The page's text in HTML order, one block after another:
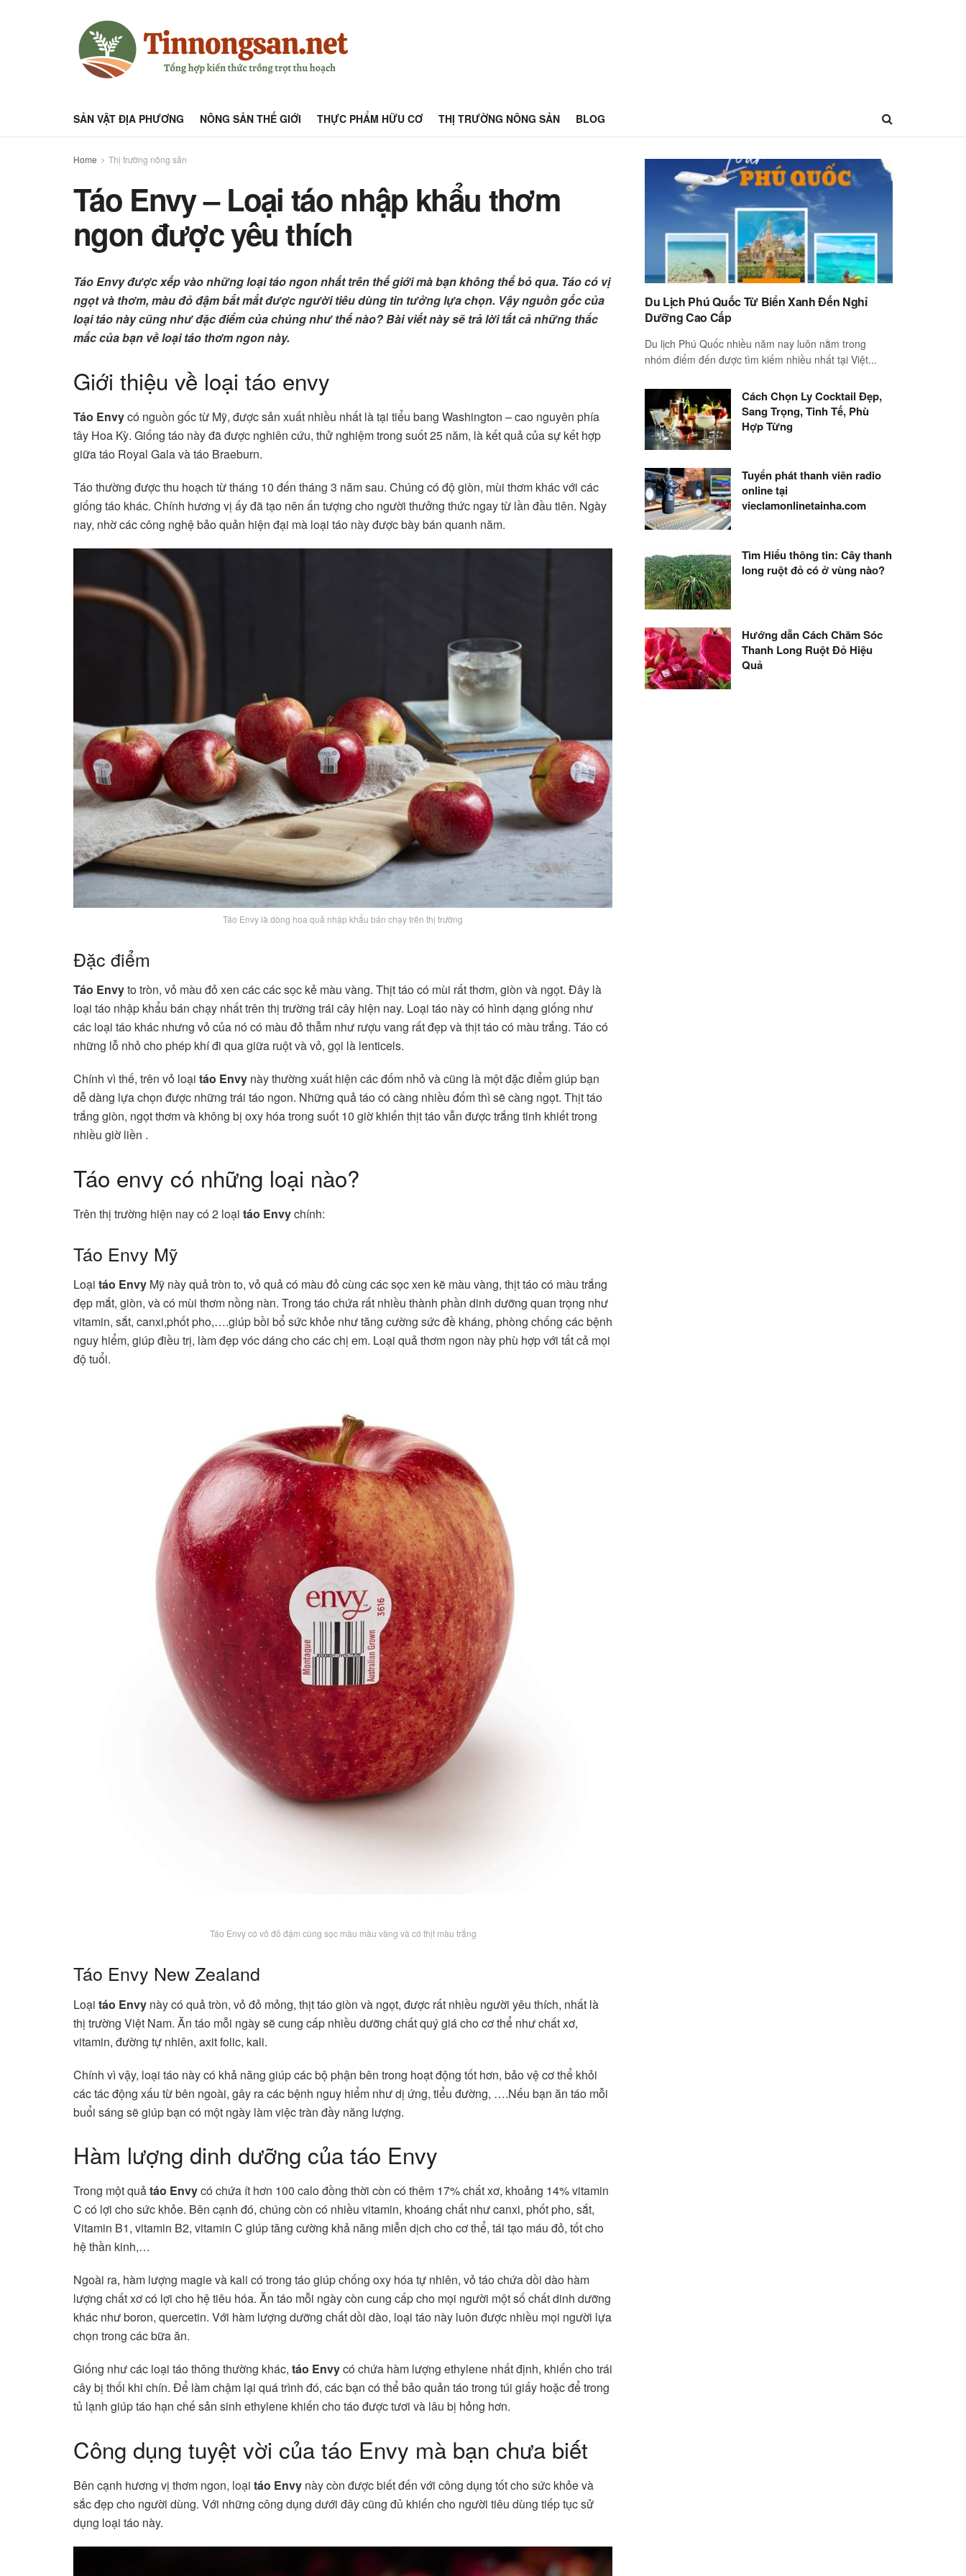
SẢN VẬT ĐỊA PHƯƠNG NÔNG SẢN THẾ GIỚI THỰC PHẨM HỮU CƠ THỊ TRƯỜNG NÔNG SẢN BLOG
Home Thị trường nông sản
Táo Envy – Loại táo nhập khẩu thơm
ngon được yêu thích
Táo Envy được xếp vào những loại táo ngon nhất trên thế giới mà bạn không thể bỏ qua. Táo có vị
ngọt và thơm, màu đỏ đậm bắt mắt được người tiêu dùng tin tưởng lựa chọn. Vậy nguồn gốc của
loại táo này cũng như đặc điểm của chúng như thế nào? Bài viết này sẽ trả lời tất cả những thắc
mắc của bạn về loại táo thơm ngon này.
Giới thiệu về loại táo envy
Táo Envycó nguồn gốc từ Mỹ, được sản xuất nhiều nhất là tại tiểu bang Washington – cao nguyên phía
tây Hoa Kỳ. Giống táo này đã được nghiên cứu, thử nghiệm trong suốt 25 năm, là kết quả của sự kết hợp
giữa táo Royal Gala và táo Braeburn.
Táo thường được thu hoạch từ tháng 10 đến tháng 3 năm sau. Chúng có độ giòn, mùi thơm khác với các
giống táo khác. Chính hương vị ấy đã tạo nên ấn tượng cho người thưởng thức ngay từ lần đầu tiên. Ngày
nay, nhờ các công nghệ bảo quản hiện đại mà loại táo này được bày bán quanh năm.
Táo Envy là dòng hoa quả nhập khẩu bán chạy trên thị trường
Đặc điểm
Táo Envyto tròn, vỏ màu đỏ xen các các sọc kẻ màu vàng. Thịt táo có mùi rất thơm, giòn và ngọt. Đây là
loại táo nhập khẩu bán chạy nhất trên thị trường trái cây hiện nay. Loại táo này có hình dạng giống như
các loại táo khác nhưng vỏ của nó có màu đỏ thẫm như rượu vang rất đẹp và thịt táo có màu trắng. Táo có
những lỗ nhỏ cho phép khí đi qua giữa ruột và vỏ, gọi là lenticels.
Chính vì thế, trên vỏ loại táo Envy này thường xuất hiện các đốm nhỏ và cũng là một đặc điểm giúp bạn
dễ dàng lựa chọn được những trái táo ngon. Những quả táo có càng nhiều đốm thì sẽ càng ngọt. Thịt táo
trắng giòn, ngọt thơm và không bị oxy hóa trong suốt 10 giờ khiến thịt táo vẫn được trắng tinh khiết trong
nhiều giờ liền .
Táo envy có những loại nào?
Trên thị trường hiện nay có 2 loại táo Envychính:
Táo Envy Mỹ
Loại táo Envy Mỹ này quả tròn to, vỏ quả có màu đỏ cùng các sọc xen kẽ màu vàng, thịt táo có màu trắng
đẹp mắt, giòn, và có mùi thơm nồng nàn. Trong táo chứa rất nhiều thành phần dinh dưỡng quan trọng như
vitamin, sắt, canxi,phốt pho,….giúp bồi bổ sức khỏe như tăng cường sức đề kháng, phòng chống các bệnh
nguy hiểm, giúp điều trị, làm đẹp vóc dáng cho các chị em. Loại quả thơm ngon này phù hợp với tất cả mọi
độ tuổi.
Táo Envy có vỏ đỏ đậm cùng sọc màu màu vàng và có thịt màu trắng
Táo Envy New Zealand
Loại táo Envy này có quả tròn, vỏ đỏ mỏng, thịt táo giòn và ngọt, được rất nhiều người yêu thích, nhất là
thị trường Việt Nam. Ăn táo mỗi ngày sẽ cung cấp nhiều dưỡng chất quý giá cho cơ thể như chất xơ,
vitamin, đường tự nhiên, axit folic, kali.
Chính vì vậy, loại táo này có khả năng giúp các bộ phận bên trong hoạt động tốt hơn, bảo vệ cơ thể khỏi
các tác động xấu từ bên ngoài, gây ra các bệnh nguy hiểm như dị ứng, tiểu đường, ….Nếu bạn ăn táo mỗi
buổi sáng sẽ giúp bạn có một ngày làm việc tràn đầy năng lượng.
Hàm lượng dinh dưỡng của táo Envy
Trong một quảtáo Envycó chứa ít hơn 100 calo đồng thời còn có thêm 17% chất xơ, khoảng 14% vitamin
C có lợi cho sức khỏe. Bên cạnh đó, chúng còn có nhiều vitamin, khoáng chất như canxi, phốt pho, sắt,
Vitamin B1, vitamin B2, vitamin C giúp tăng cường khả năng miễn dịch cho cơ thể, tái tạo máu đỏ, tốt cho
hệ thần kinh,…
Ngoài ra, hàm lượng magie và kali có trong táo giúp chống oxy hóa tự nhiên, vỏ táo chứa dồi dào hàm
lượng chất xơ có lợi cho hệ tiêu hóa. Ăn táo mỗi ngày còn cung cấp cho mọi người một số chất dinh dưỡng
khác như boron, quercetin. Với hàm lượng dưỡng chất dồi dào, loại táo này luôn được nhiều mọi người lựa
chọn trong các bữa ăn.
Giống như các loại táo thông thường khác, táo Envycó chứa hàm lượng ethylene nhất định, khiến cho trái
cây bị thối khi chín. Để làm chậm lại quá trình đó, các bạn có thể bảo quản táo trong túi giấy hoặc để trong
tủ lạnh giúp táo hạn chế sản sinh ethylene khiến cho táo được tươi và lâu bị hỏng hơn.
Công dụng tuyệt vời của táo Envy mà bạn chưa biết
Bên cạnh hương vị thơm ngon, loại táo Envy này còn được biết đến với công dụng tốt cho sức khỏe và
sắc đẹp cho người dùng. Với những công dụng dưới đây cũng đủ khiến cho người tiêu dùng tiếp tục sử
dụng loại táo này.
Du Lịch Phú Quốc Từ Biển Xanh Đến Nghỉ
Dưỡng Cao Cấp
Du lịch Phú Quốc nhiều năm nay luôn nằm trong
nhóm điểm đến được tìm kiếm nhiều nhất tại Việt...
Cách Chọn Ly Cocktail Đẹp,
Sang Trọng, Tinh Tế, Phù
Hợp Từng
Tuyển phát thanh viên radio
online tại
vieclamonlinetainha.com
Tìm Hiểu thông tin: Cây thanh
long ruột đỏ có ở vùng nào?
Hướng dẫn Cách Chăm Sóc
Thanh Long Ruột Đỏ Hiệu
Quả